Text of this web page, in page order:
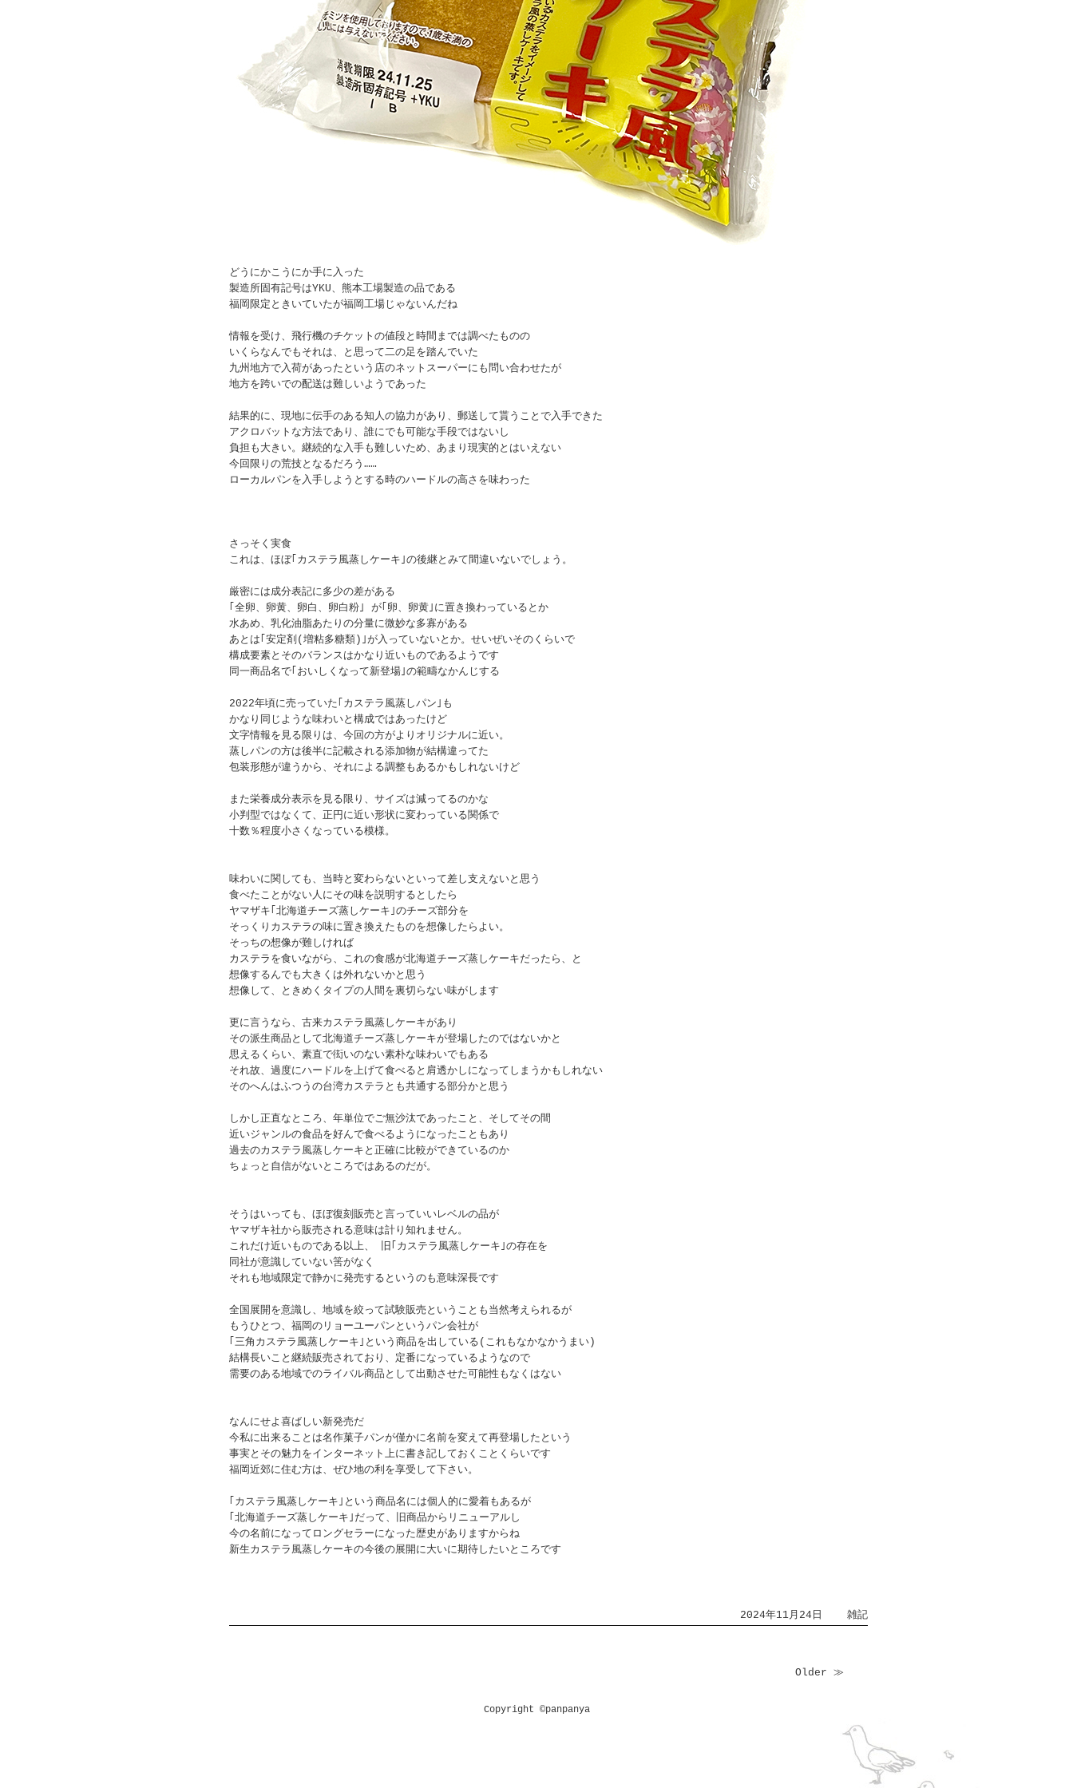
どうにかこうにか手に入った
製造所固有記号はYKU、熊本工場製造の品である
福岡限定ときいていたが福岡工場じゃないんだね
情報を受け、飛行機のチケットの値段と時間までは調べたものの
いくらなんでもそれは、と思って二の足を踏んでいた
九州地方で入荷があったという店のネットスーパーにも問い合わせたが
地方を跨いでの配送は難しいようであった
結果的に、現地に伝手のある知人の協力があり、郵送して貰うことで入手できた
アクロバットな方法であり、誰にでも可能な手段ではないし
負担も大きい。継続的な入手も難しいため、あまり現実的とはいえない
今回限りの荒技となるだろう……
ローカルパンを入手しようとする時のハードルの高さを味わった
さっそく実食
これは、ほぼ｢カステラ風蒸しケーキ｣の後継とみて間違いないでしょう。
厳密には成分表記に多少の差がある
｢全卵、卵黄、卵白、卵白粉｣ が｢卵、卵黄｣に置き換わっているとか
水あめ、乳化油脂あたりの分量に微妙な多寡がある
あとは｢安定剤(増粘多糖類)｣が入っていないとか。せいぜいそのくらいで
構成要素とそのバランスはかなり近いものであるようです
同一商品名で｢おいしくなって新登場｣の範疇なかんじする
2022年頃に売っていた｢カステラ風蒸しパン｣も
かなり同じような味わいと構成ではあったけど
文字情報を見る限りは、今回の方がよりオリジナルに近い。
蒸しパンの方は後半に記載される添加物が結構違ってた
包装形態が違うから、それによる調整もあるかもしれないけど
また栄養成分表示を見る限り、サイズは減ってるのかな
小判型ではなくて、正円に近い形状に変わっている関係で
十数％程度小さくなっている模様。
味わいに関しても、当時と変わらないといって差し支えないと思う
食べたことがない人にその味を説明するとしたら
ヤマザキ｢北海道チーズ蒸しケーキ｣のチーズ部分を
そっくりカステラの味に置き換えたものを想像したらよい。
そっちの想像が難しければ
カステラを食いながら、これの食感が北海道チーズ蒸しケーキだったら、と
想像するんでも大きくは外れないかと思う
想像して、ときめくタイプの人間を裏切らない味がします
更に言うなら、古来カステラ風蒸しケーキがあり
その派生商品として北海道チーズ蒸しケーキが登場したのではないかと
思えるくらい、素直で衒いのない素朴な味わいでもある
それ故、過度にハードルを上げて食べると肩透かしになってしまうかもしれない
そのへんはふつうの台湾カステラとも共通する部分かと思う
しかし正直なところ、年単位でご無沙汰であったこと、そしてその間
近いジャンルの食品を好んで食べるようになったこともあり
過去のカステラ風蒸しケーキと正確に比較ができているのか
ちょっと自信がないところではあるのだが。
そうはいっても、ほぼ復刻販売と言っていいレベルの品が
ヤマザキ社から販売される意味は計り知れません。
これだけ近いものである以上、 旧｢カステラ風蒸しケーキ｣の存在を
同社が意識していない筈がなく
それも地域限定で静かに発売するというのも意味深長です
全国展開を意識し、地域を絞って試験販売ということも当然考えられるが
もうひとつ、福岡のリョーユーパンというパン会社が
｢三角カステラ風蒸しケーキ｣という商品を出している(これもなかなかうまい)
結構長いこと継続販売されており、定番になっているようなので
需要のある地域でのライバル商品として出動させた可能性もなくはない
なんにせよ喜ばしい新発売だ
今私に出来ることは名作菓子パンが僅かに名前を変えて再登場したという
事実とその魅力をインターネット上に書き記しておくことくらいです
福岡近郊に住む方は、ぜひ地の利を享受して下さい。
｢カステラ風蒸しケーキ｣という商品名には個人的に愛着もあるが
｢北海道チーズ蒸しケーキ｣だって、旧商品からリニューアルし
今の名前になってロングセラーになった歴史がありますからね
新生カステラ風蒸しケーキの今後の展開に大いに期待したいところです
2024年11月24日 雑記
Older ≫